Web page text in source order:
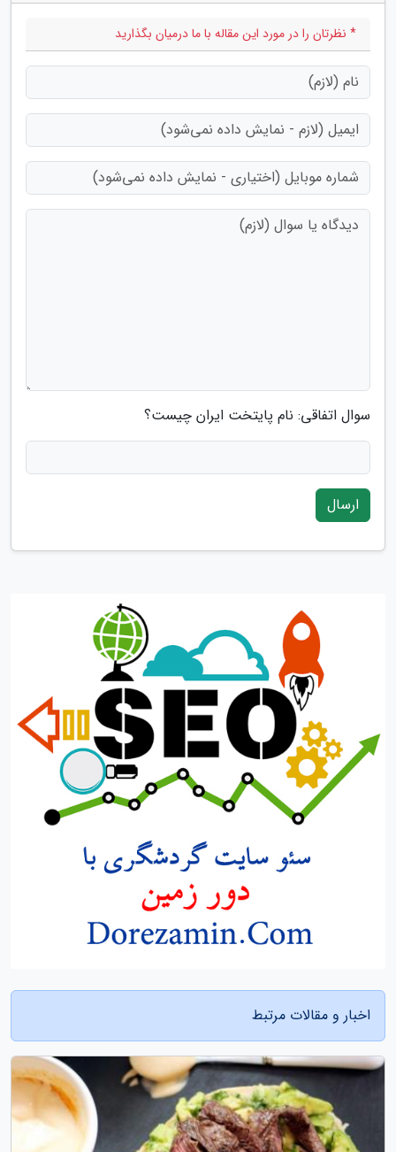
* نظرتان را در مورد این مقاله با ما درمیان بگذارید
سوال اتفاقی: نام پایتخت ایران چیست؟
ارسال
اخبار و مقالات مرتبط